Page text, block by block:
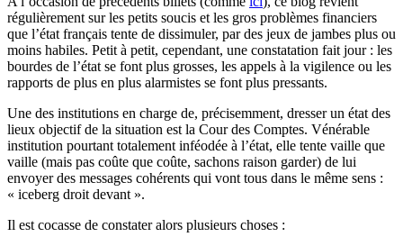
régulièrement sur les petits soucis et les gros problèmes financiers
que l’état français tente de dissimuler, par des jeux de jambes plus ou
moins habiles. Petit à petit, cependant, une constatation fait jour : les
bourdes de l’état se font plus grosses, les appels à la vigilence ou les
rapports de plus en plus alarmistes se font plus pressants.
Une des institutions en charge de, précisemment, dresser un état des
lieux objectif de la situation est la Cour des Comptes. Vénérable
institution pourtant totalement inféodée à l’état, elle tente vaille que
vaille (mais pas coûte que coûte, sachons raison garder) de lui
envoyer des messages cohérents qui vont tous dans le même sens :
« iceberg droit devant ».
Il est cocasse de constater alors plusieurs choses :